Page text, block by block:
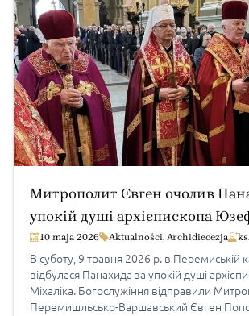
Митрополит Євген очолив
упокій душі архієпископа
10 maja 2026 Aktualności, Archidiecezja
В суботу, 9 травня 2026 р. в Перемиській
відбулася Панахида за упокій душі
Міхаліка. Богослужіння відправили
Перемишльсько-Варшавський Євген